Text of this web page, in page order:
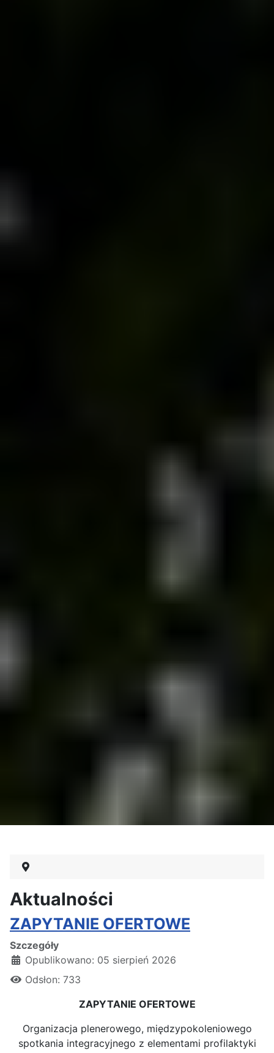
Aktualności
ZAPYTANIE OFERTOWE
Szczegóły
Opublikowano: 05 sierpień 2026
Odsłon: 733
ZAPYTANIE OFERTOWE
Organizacja plenerowego, międzypokoleniowego
spotkania integracyjnego z elementami profilaktyki